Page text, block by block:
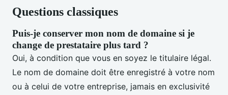
Questions classiques
Puis-je conserver mon nom de domaine si je
change de prestataire plus tard ?
Oui, à condition que vous en soyez le titulaire légal.
Le nom de domaine doit être enregistré à votre nom
ou à celui de votre entreprise, jamais en exclusivité